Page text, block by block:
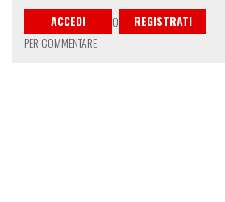
ACCEDI O
REGISTRATI
PER COMMENTARE